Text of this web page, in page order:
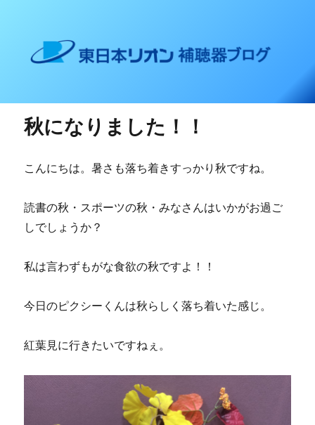
東日本リオン 補聴器ブログ
秋になりました！！
こんにちは。暑さも落ち着きすっかり秋ですね。
読書の秋・スポーツの秋・みなさんはいかがお過ご
しでしょうか？
私は言わずもがな食欲の秋ですよ！！
今日のピクシーくんは秋らしく落ち着いた感じ。
紅葉見に行きたいですねぇ。